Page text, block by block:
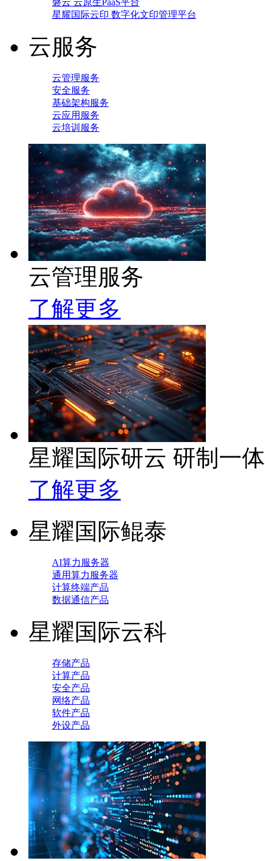
磐云 云原生PaaS平台
星耀国际云印 数字化文印管理平台
云服务
云管理服务
安全服务
基础架构服务
云应用服务
云培训服务
云管理服务
了解更多
星耀国际研云 研制一
了解更多
星耀国际鲲泰
AI算力服务器
通用算力服务器
计算终端产品
数据通信产品
星耀国际云科
存储产品
计算产品
安全产品
网络产品
软件产品
外设产品